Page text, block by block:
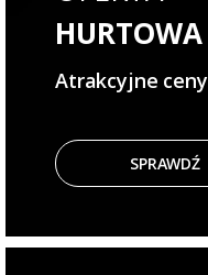
HURTOWA
Atrakcyjne ceny
SPRAWDŹ